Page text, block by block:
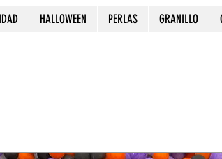
HALLOWEEN PERLAS GRANILLO